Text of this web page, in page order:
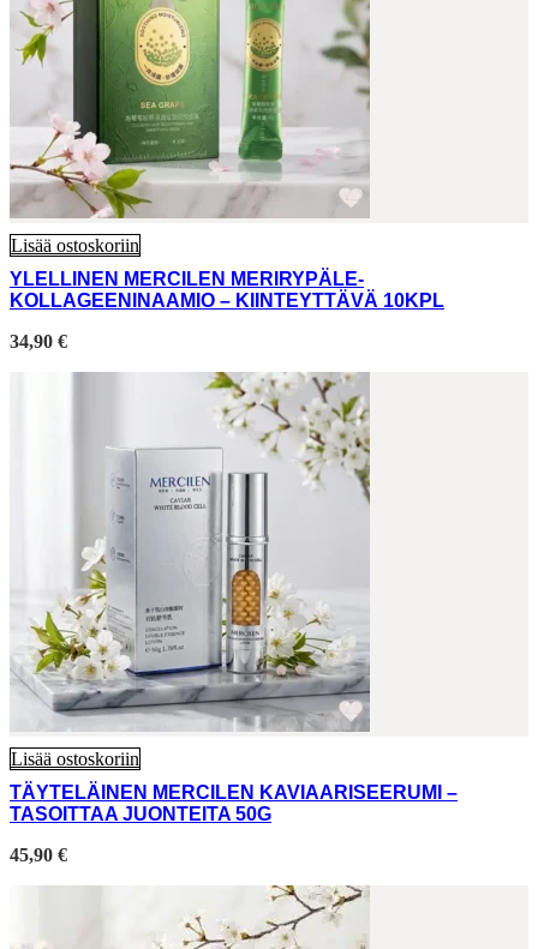
Lisää ostoskoriin
YLELLINEN MERCILEN MERIRYPÄLE-
KOLLAGEENINAAMIO – KIINTEYTTÄVÄ 10KPL
34,90 €
Lisää ostoskoriin
TÄYTELÄINEN MERCILEN KAVIAARISEERUMI –
TASOITTAA JUONTEITA 50G
45,90 €